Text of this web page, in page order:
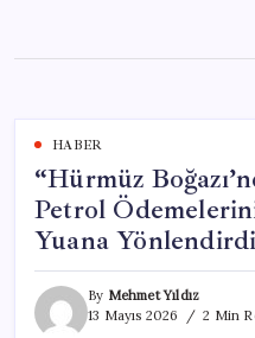
content
HABER
“Hürmüz
Petrol
Yuana
By Mehmet Yıldız
13 Mayıs 2026
2 Min